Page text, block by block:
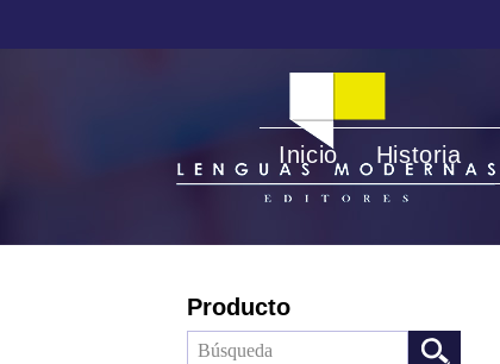
Inicio Historia
Producto